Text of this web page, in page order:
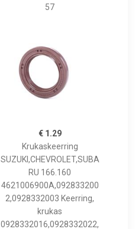
57
€ 1.29
Krukaskeerring
SUZUKI,CHEVROLET,SUBA
RU 166.160
4621006900A,092833200
2,0928332003 Keerring,
krukas
0928332016,0928332022,